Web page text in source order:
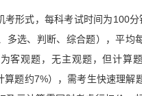
考形式，每科考试时间为100分
多选、判断、综合题），平均
客观题，无主观题，但计算
算题约7%），需考生快速理解